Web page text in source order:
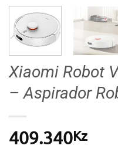
Xiaomi Robot
– Aspirador
409.340Kz